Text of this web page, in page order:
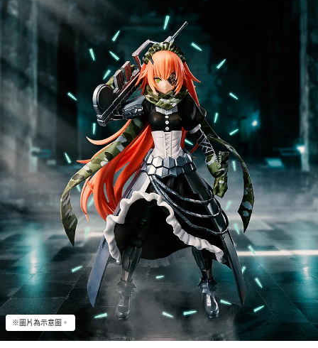
※圖片為示意圖。